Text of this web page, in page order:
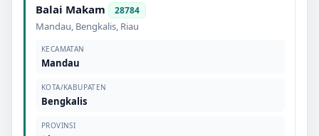
Balai Makam 28784
Mandau, Bengkalis, Riau
KECAMATAN
Mandau
KOTA/KABUPATEN
Bengkalis
PROVINSI